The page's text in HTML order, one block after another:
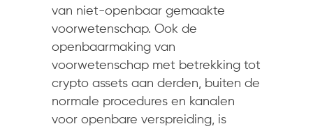
van niet-openbaar gemaakte
voorwetenschap. Ook de
openbaarmaking van
voorwetenschap met betrekking tot
crypto assets aan derden, buiten de
normale procedures en kanalen
voor openbare verspreiding, is